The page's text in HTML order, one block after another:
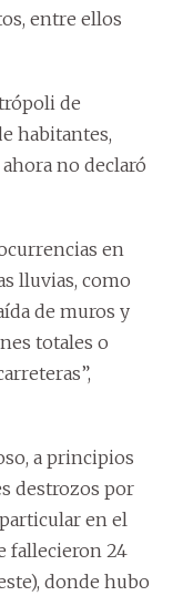
entre ellos
de
habitantes,
no declaró
en
lluvias, como
de muros y
totales o
a principios
destrozos por
en el
fallecieron 24
donde hubo